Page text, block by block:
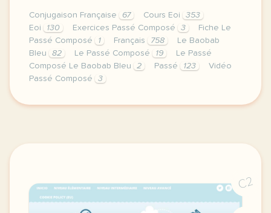
Conjugaison Française 67 Cours Eoi
353
Eoi
130 Exercices Passé Composé 3
Fiche Le
Passé Composé
1 Français 758
Le Baobab
Bleu
82 Le Passé Composé 19
Le Passé
Composé Le Baobab Bleu
2 Passé 123
Vidéo
Passé Composé
3
image pixabay comcette derniere semaine de
C2